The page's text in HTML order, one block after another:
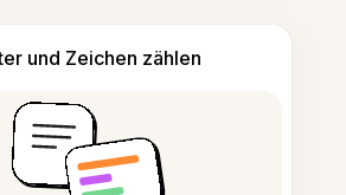
und Zeichen zählen